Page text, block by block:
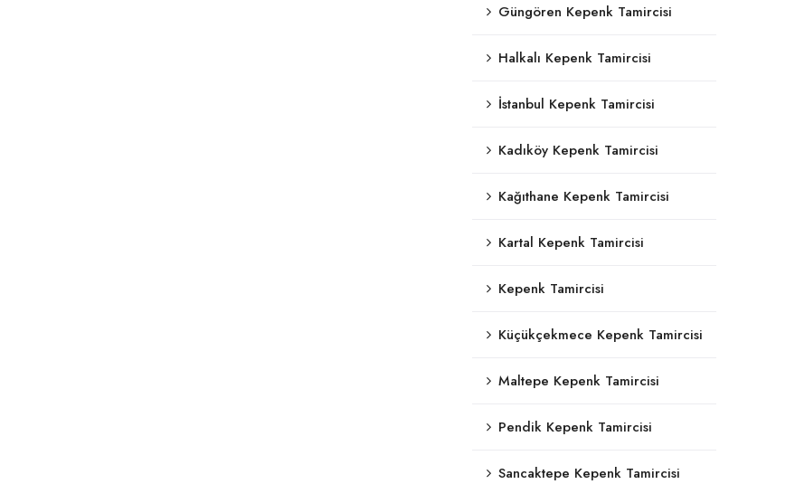
Güngören Kepenk Tamircisi
Halkalı Kepenk Tamircisi
İstanbul Kepenk Tamircisi
Kadıköy Kepenk Tamircisi
Kağıthane Kepenk Tamircisi
Kartal Kepenk Tamircisi
Kepenk Tamircisi
Küçükçekmece Kepenk Tamircisi
Maltepe Kepenk Tamircisi
Pendik Kepenk Tamircisi
Sancaktepe Kepenk Tamircisi